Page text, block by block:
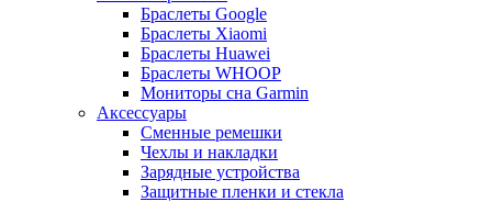
Браслеты Google
Браслеты Xiaomi
Браслеты Huawei
Браслеты WHOOP
Мониторы сна Garmin
Аксессуары
Сменные ремешки
Чехлы и накладки
Зарядные устройства
Защитные пленки и стекла